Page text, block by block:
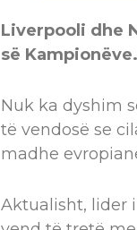
Liverpooli dhe
së Kampionëve.
Nuk ka dyshim
të vendosë se
madhe
Aktualisht, lider